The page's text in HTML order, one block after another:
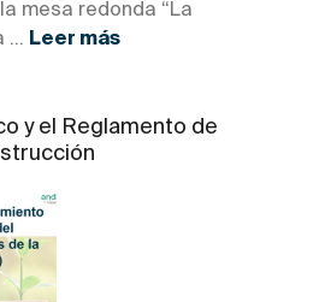
mesa redonda “La
... Leer más
y el Reglamento de